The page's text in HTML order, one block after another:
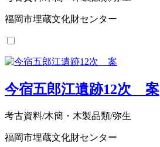
福岡市埋蔵文化財センター
今宿五郎江遺跡12次 案
考古資料/木簡・木製品類/弥生
福岡市埋蔵文化財センター